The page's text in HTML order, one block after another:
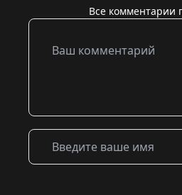
Все комментарии